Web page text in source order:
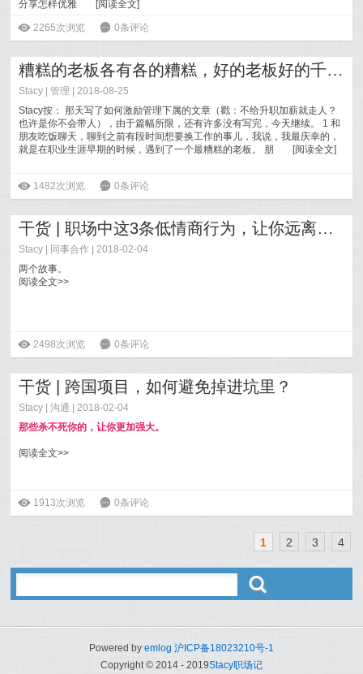
分享怎样优雅
[阅读全文]
ė 2265次浏览 6 0条评论
糟糕的老板各有各的糟糕，好的老板好的千篇一律
Stacy |管理
| 2018-08-25
Stacy按： 那天写了如何激励管理下属的文章（戳：不给升职加薪就走人？
也许是你不会带人），由于篇幅所限，还有许多没有写完，今天继续。 1 和
朋友吃饭聊天，聊到之前有段时间想要换工作的事儿，我说，我最庆幸的，
就是在职业生涯早期的时候，遇到了一个最糟糕的老板。 朋
[阅读全文]
ė 1482次浏览 6 0条评论
干货 | 职场中这3条低情商行为，让你远离好机会
Stacy 同事合作
| 2018-02-04
两个故事。
阅读全文>>
ė 2498次浏览 6 0条评论
干货 | 跨国项目，如何避免掉进坑里？
Stacy |沟通
| 2018-02-04
那些杀不死你的，让你更加强大。
阅读全文>>
ė 1913次浏览 6 0条评论
1 2 3 4
ő
Powered by emlog 沪ICP备18023210号-1
Copyright © 2014 - 2019Stacy职场记